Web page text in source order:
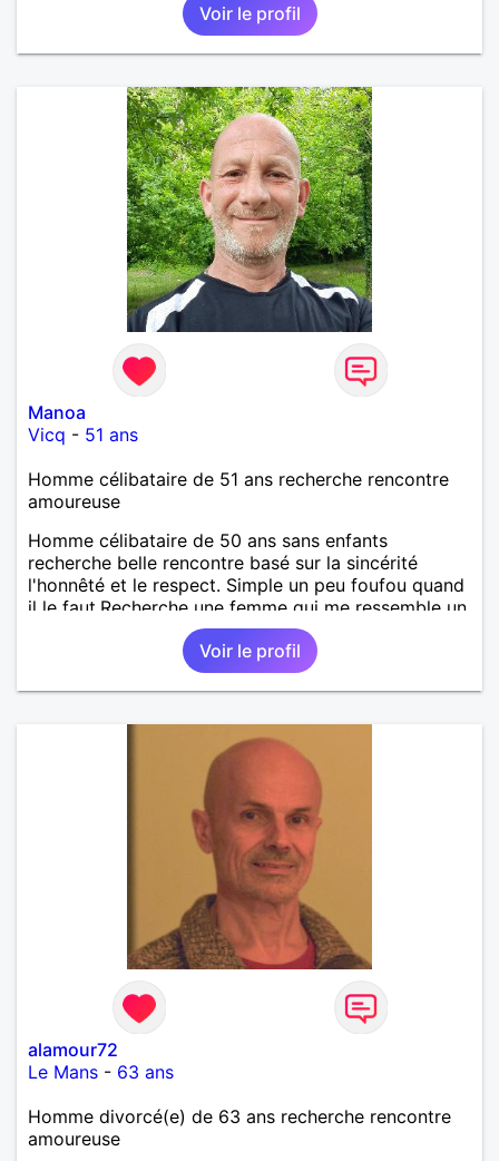
Voir le profil
Manoa
Vicq - 51 ans
Homme célibataire de 51 ans recherche rencontre
amoureuse
Homme célibataire de 50 ans sans enfants
recherche belle rencontre basé sur la sincérité
l'honnêté et le respect. Simple un peu foufou quand
il le faut.Recherche une femme qui me ressemble un
peu.Sur Valenciennes.
Voir le profil
alamour72
Le Mans - 63 ans
Homme divorcé(e) de 63 ans recherche rencontre
amoureuse